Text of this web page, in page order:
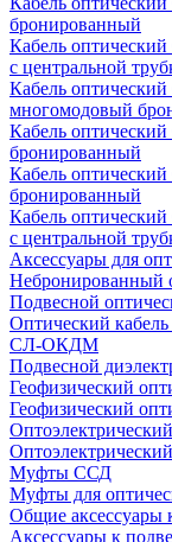
бронированный
Кабель
с центральной
Кабель
многомодовый
Кабель
бронированный
Кабель
бронированный
Кабель
с центральной
Аксессуары для
Небронированный
Подвесной
Оптический
СЛ-ОКДМ
Подвесной
Геофизический
Геофизический
Муфты ССД
Муфты для
Общие аксессуары
Аксессуары к